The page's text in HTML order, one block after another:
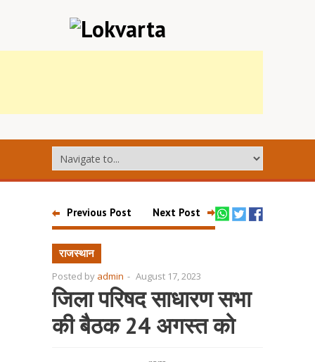
Previous Post Next Post
राजस्थान
Posted by admin - August 17, 2023
जिला परिषद साधारण सभा
की बैठक 24 अगस्त को